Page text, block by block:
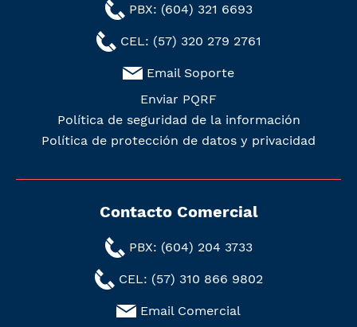
PBX: (604) 321 6693
CEL: (57) 320 279 2761
Email Soporte
Enviar PQRF
Política de seguridad de la información
Política de protección de datos y privacidad
Contacto Comercial
PBX: (604) 204 3733
CEL: (57) 310 866 9802
Email Comercial